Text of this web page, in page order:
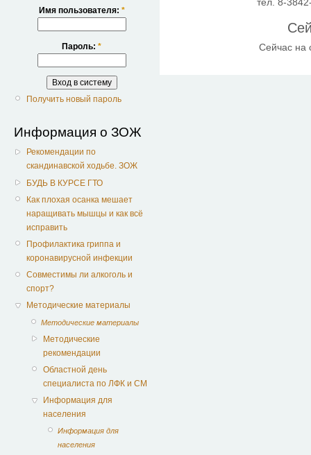
Имя пользователя: *
Пароль: *
Получить новый пароль
Информация о ЗОЖ
Рекомендации по
скандинавской ходьбе. ЗОЖ
БУДЬ В КУРСЕ ГТО
Как плохая осанка мешает
наращивать мышцы и как всё
исправить
Профилактика гриппа и
коронавирусной инфекции
Совместимы ли алкоголь и
спорт?
Методические материалы
Методические материалы
Методические
рекомендации
Областной день
специалиста по ЛФК и СМ
Информация для
населения
Информация для
населения
тел. 8-
Сейчас на